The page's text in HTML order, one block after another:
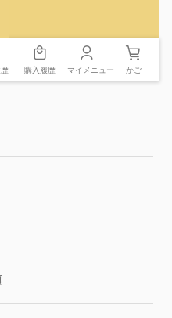
購入履歴 マイメニュー かご